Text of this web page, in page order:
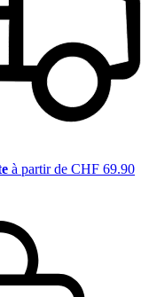
à partir de CHF 69.90